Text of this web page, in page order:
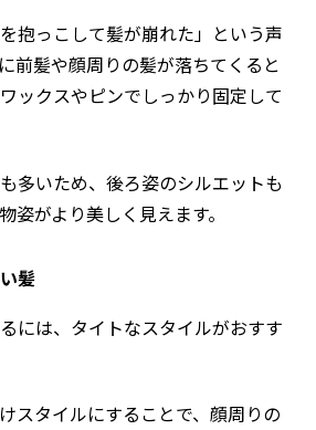
抱っこして髪が崩れた」という声
前髪や顔周りの髪が落ちてくると
ックスやピンでしっかり固定して
多いため、後ろ姿のシルエットも
姿がより美しく見えます。
髪
には、タイトなスタイルがおすす
スタイルにすることで、顔周りの